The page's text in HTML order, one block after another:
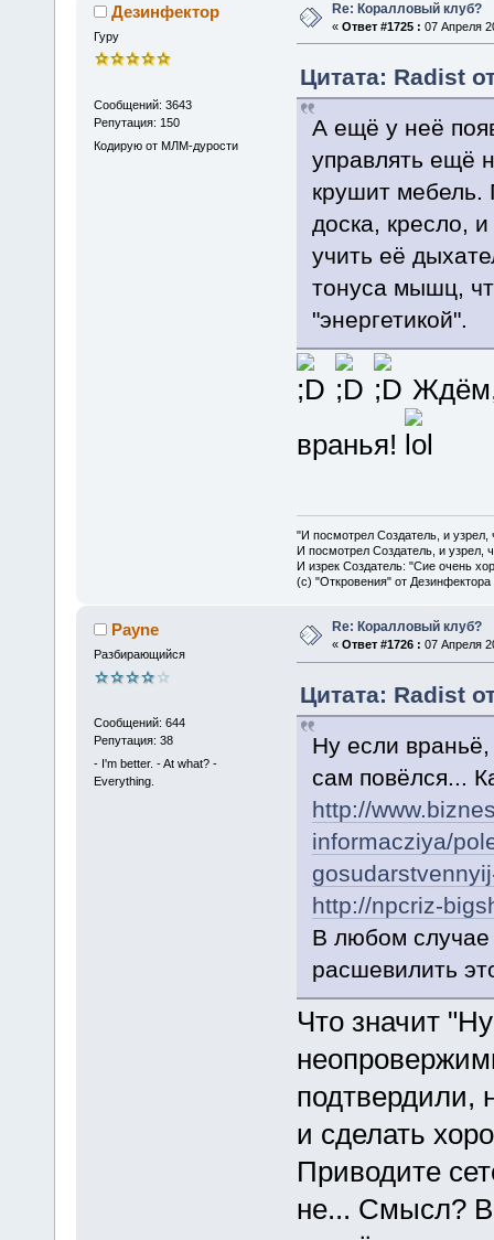
Дезинфектор
Гуру
Сообщений: 3643
Репутация: 150
Кодирую от МЛМ-дурости
Re: Коралловый клуб?
« Ответ #1725 : 07 Апреля
Цитата: Radist
А ещё у неё
управлять ещё
крушит мебель.
доска, кресло,
учить её
тонуса мышц,
"энергетикой".
Ждём,
вранья!
"И посмотрел Создатель, и
И посмотрел Создатель, и узрел,
И изрек Создатель: "Сие очень
(с) "Откровения" от Дезинфектора
Payne
Разбирающийся
Сообщений: 644
Репутация: 38
- I'm better. - At what? -
Everything.
Re: Коралловый клуб?
« Ответ #1726 : 07 Апреля
Цитата: Radist
Ну если
сам повёлся...
http://
informacziya/
http://npcriz-
В любом
расшевилить
Что значит
подтвердили,
и сделать
Приводите
не... Смысл?